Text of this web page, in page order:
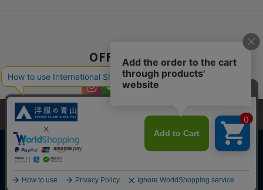
OFFICIAL SNS
Copyright © AOYAMA TRADING Co.,Ltd. All Rights Reserved
当サイトでは、快適な閲覧体験とコンテンツ改善のためにCookieを使用
しています。閲覧を続けることで、Cookieの使用に同意したものとみな
します。詳細については
同意して閉じる